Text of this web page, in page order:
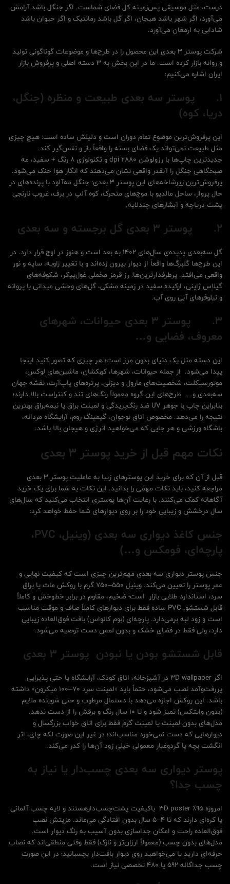
درست، مثل موسیقی پس‌زمینه‌ کل فضای شماست. اگر جنگل باشد آرامش
می‌آورد، اگر شهر باشد هیجان، اگر گل باشد رمانتیک و اگر حیوان باشد
شادابی به ارمغان می‌آورد.
شرکت پوستر 3 بعدی این محصول را در طرح‌ها و موضوعات گوناگونی تولید
و روانه بازار کرده است. ما در این بخش به 3 دسته اصلی و پرفروش بازار
ایران اشاره می‌کنیم:
1.
پوستر سه بعدی طبیعت و منظره (جنگل،
دریا، کوه)
این پرفروش‌ترین موضوع تمام دوران است و دلیلش ساده است: هیچ چیزی
مثل طبیعت نمی‌تواند یک فضای بسته را واقعاً باز و نفس‌گیر کند.
جدیدترین چاپ‌ها با رزولوشن ۲۸۸۰ dpi و تکنولوژی ۸ رنگ + سفید، مه
صبحگاهی جنگل را آنقدر واقعی نشان می‌دهند که انگار هوا خنک می‌شود.
پرفروش‌ترین زیرشاخه‌های این پوستر 3 بعدی: جنگل مه‌آلود با پرنده‌های در
حال پرواز، ساحل مالدیو با موج‌های متحرک، کوه آلپ در برف، غروب نارنجی
پشت دریاچه و آبشارهای چندلایه.
2. پوستر 3 بعدی گل برجسته و سه بعدی
گل سه‌بعدی پدیده‌ی سال‌های ۱۴۰۲ به بعد است و هنوز در اوج قرار دارد. در
این طرح‌ها گلبرگ‌ها واقعاً از دیوار بیرون زده‌اند و با تغییر زاویه، سایه و نور
واقعی می‌افتد. پرطرفدارترین‌ها: رز قرمز مخملی غول‌پیکر، شکوفه‌های
گیلاس ژاپنی، ارکیده سفید در زمینه مشکی، گل‌های وحشی میدانی با پروانه
و نیلوفرهای آبی روی آب.
3.
پوستر 3 بعدی حیوانات، شهرهای
معروف، فضایی و…
این دسته مثل یک دنیای بدون مرز است؛ هر چیزی که تصور کنید اینجا
پیدا می‌شود. از جمله حیوانات، شهرها، کهکشان، ماشین‌های لوکس،
موتورسیکلت، شخصیت‌های مارول و دیزنی، پرتره‌های پاپ‌آرت، نقشه جهان
سه‌بعدی و… طرح‌های این گروه معمولاً رنگ‌های تند و کنتراست بالا دارند؛
بنابراین چاپ با جوهر UV ضد رنگ‌پریدگی و لمینت براق یا نیمه‌براق بهترین
نتیجه را می‌دهد. مخصوص اتاق نوجوان، گیمینگ روم، آرایشگاه مردانه،
باشگاه ورزشی و هر جایی که می‌خواهید انرژی و هیجان بالا باشد.
نکات مهم قبل از خرید پوستر 3 بعدی
قبل از آن که برای خرید این پوسترهای زیبا به عاملیت پوستر 3 بعدی
مراجعه کنید، باید نکات مهمی را بدانید. این نکات به شما برای یک خرید
آگاهانه کمک می‌کنند. با رعایت آن‌ها پوستری انتخاب می‌کنید که سال‌های
سال درخشش و زیبایی خود را بر روی دیوارهای شما حفظ خواهد کرد:
جنس کاغذ دیواری سه بعدی (وینیل، PVC،
پارچه‌ای، فومکس و…)
جنس پوستر دیواری سه بعدی مهم‌ترین چیزی است که کیفیت نهایی و
عمر پوستر را تعیین می‌کند. وینیل ۵۵۰–۷۵۰ گرم با روکش مات یا براق
سرد، استاندارد طلایی بازار است؛ ضخیم، مقاوم در برابر خط‌وخش و کاملاً
قابل شستشو. PVC ساده فقط برای دیوارهای کاملاً صاف و موقت مناسب
است و زود لبه برمی‌دارد. پارچه‌ای (بوم کانواس) بافت فوق‌العاده زیبایی
دارد، ولی فقط در فضای خشک و بدون لمس دست توصیه می‌شود.
قابل شستشو بودن یا نبودن پوستر 3 بعدی
اگر 3D wallpaper در آشپزخانه، اتاق کودک، آرایشگاه یا حتی پذیرایی
پررفت‌وآمد نصب می‌شود، حتماً باید «لمینت سرد ۷۰–۱۰۰ میکرون» داشته
باشد. این روکش اجازه می‌دهد با دستمال مرطوب و حتی شوینده ملایم
(بدون وایتکس) تمیز شود و تا ۱۰ سال رنگ و برقش را از دست ندهد.
مدل‌های بدون لمینت یا لمینت گرم فقط برای اتاق خواب بزرگسال و
دیوارهایی که دست نمی‌خورد مناسب‌اند؛ در غیر این صورت لکه چای، اثر
انگشت بچه یا گردوغبار معمولی خیلی زود آن‌ها را کدر می‌کند.
پوستر دیواری سه بعدی چسب‌دار یا نیاز به
چسب جدا؟
امروزه ۹۵٪ 3D poster باکیفیت پشت‌چسب‌دارهستند و لایه چسب آلمانی
یا کره‌ای دارند که تا ۴–۵ سال بدون افتادگی می‌ماند. مزیتش نصب
فوق‌العاده راحت و امکان جداسازی بدون آسیب به رنگ دیوار است.
مدل‌های بدون چسب (معمولاً ارزان‌تر و نازک) فقط وقتی منطقی‌اند که نصاب
حرفه‌ای دارید یا می‌خواهید روی دیوار بافت‌دار بچسبانید؛ در این صورت
چسب جداگانه ۵۹۲ یا ۴۸۰ تخصصی نیاز است.